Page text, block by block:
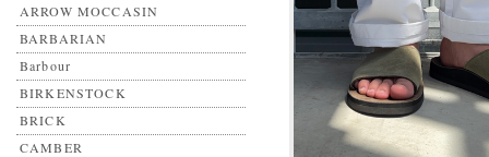
ARROW MOCCASIN
BARBARIAN
Barbour
BIRKENSTOCK
BRICK
CAMBER